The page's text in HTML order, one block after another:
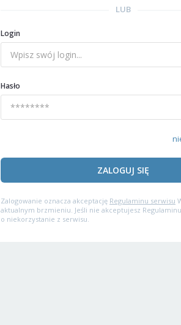
LUB
Login
Hasło
ZALOGUJ SIĘ
Zalogowanie oznacza akceptację Regulaminu serwisu
aktualnym brzmieniu. Jeśli nie akceptujesz
o niekorzystanie z serwisu.